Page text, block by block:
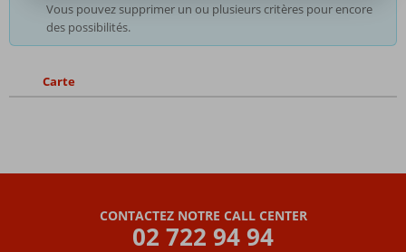
Vous pouvez supprimer un ou plusieurs critères pour encore
des possibilités.
Carte
CONTACTEZ NOTRE CALL CENTER
02 722 94 94